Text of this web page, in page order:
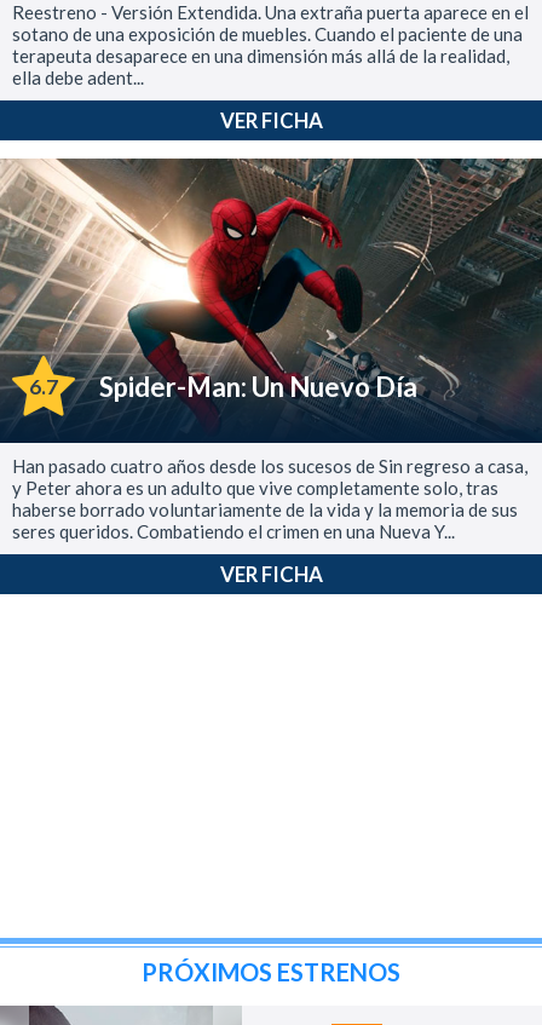
Reestreno - Versión Extendida. Una extraña puerta aparece en el
sotano de una exposición de muebles. Cuando el paciente de una
terapeuta desaparece en una dimensión más allá de la realidad,
ella debe adent...
VER FICHA
6.7 Spider-Man: Un Nuevo Día
Han pasado cuatro años desde los sucesos de Sin regreso a casa,
y Peter ahora es un adulto que vive completamente solo, tras
haberse borrado voluntariamente de la vida y la memoria de sus
seres queridos. Combatiendo el crimen en una Nueva Y...
VER FICHA
PRÓXIMOS ESTRENOS